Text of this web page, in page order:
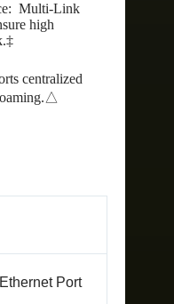
Multi-Link
high
centralized
Port